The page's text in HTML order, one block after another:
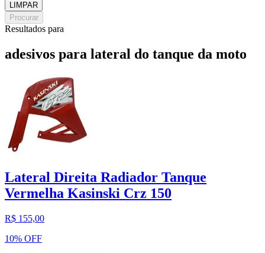
LIMPAR
Procurar
Resultados para
adesivos para lateral do tanque da moto
Lateral Direita Radiador Tanque
Vermelha Kasinski Crz 150
R$ 155,00
10% OFF